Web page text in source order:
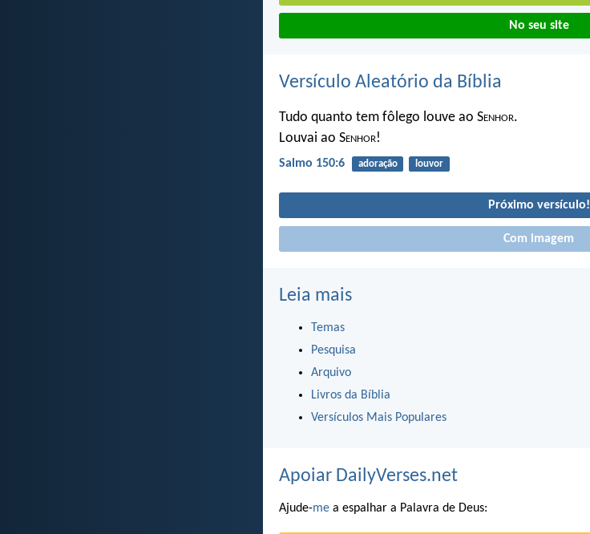
No seu site
Versículo Aleatório da Bíblia
Tudo quanto tem fôlego louve ao Senhor.
Louvai ao Senhor!
Salmo 150:6 adoração louvor
Próximo versículo!
Com imagem
Leia mais
Temas
Pesquisa
Arquivo
Livros da Bíblia
Versículos Mais Populares
Apoiar DailyVerses.net
Ajude-me a espalhar a Palavra de Deus: